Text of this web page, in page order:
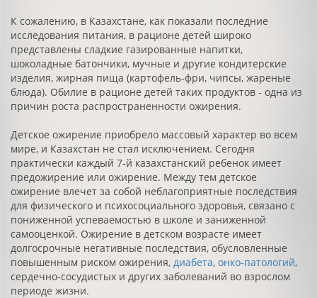
К сожалению, в Казахстане, как показали последние
исследования питания, в рационе детей широко
представлены сладкие газированные напитки,
шоколадные батончики, мучные и другие кондитерские
изделия, жирная пища (картофель-фри, чипсы, жареные
блюда). Обилие в рационе детей таких продуктов - одна из
причин роста распространенности ожирения.
Детское ожирение приобрело массовый характер во всем
мире, и Казахстан не стал исключением. Сегодня
практически каждый 7-й казахстанский ребенок имеет
предожирение или ожирение. Между тем детское
ожирение влечет за собой неблагоприятные последствия
для физического и психосоциального здоровья, связано с
пониженной успеваемостью в школе и заниженной
самооценкой. Ожирение в детском возрасте имеет
долгосрочные негативные последствия, обусловленные
повышенным риском ожирения, диабета, онко-патологий,
сердечно-сосудистых и других заболеваний во взрослом
периоде жизни.